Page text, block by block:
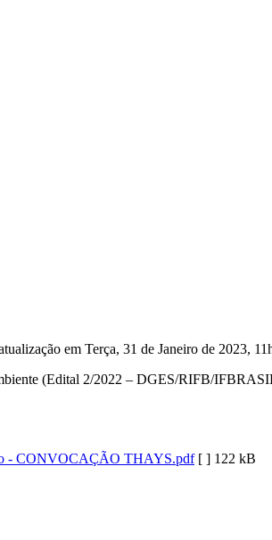
em Terça, 31 de Janeiro de 2023,
(Edital 2/2022 – DGES/RIFB/
- CONVOCAÇÃO THAYS.pdf [ ] 122 kB